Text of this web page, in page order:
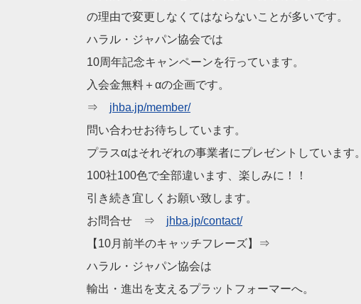
の理由で変更しなくてはならないことが多いです。
ハラル・ジャパン協会では
10周年記念キャンペーンを行っています。
入会金無料＋αの企画です。
⇒ jhba.jp/member/
問い合わせお待ちしています。
プラスαはそれぞれの事業者にプレゼントしています。
100社100色で全部違います、楽しみに！！
引き続き宜しくお願い致します。
お問合せ ⇒ jhba.jp/contact/
【10月前半のキャッチフレーズ】⇒
ハラル・ジャパン協会は
輸出・進出を支えるプラットフォーマーへ。